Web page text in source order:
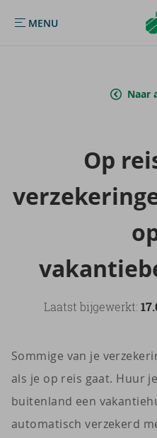
MENU
MENU
Naar
Op
Laatst bijgewerkt:
Sommige van je
als je op reis gaat. Huur
buitenland een
automatisch verzekerd